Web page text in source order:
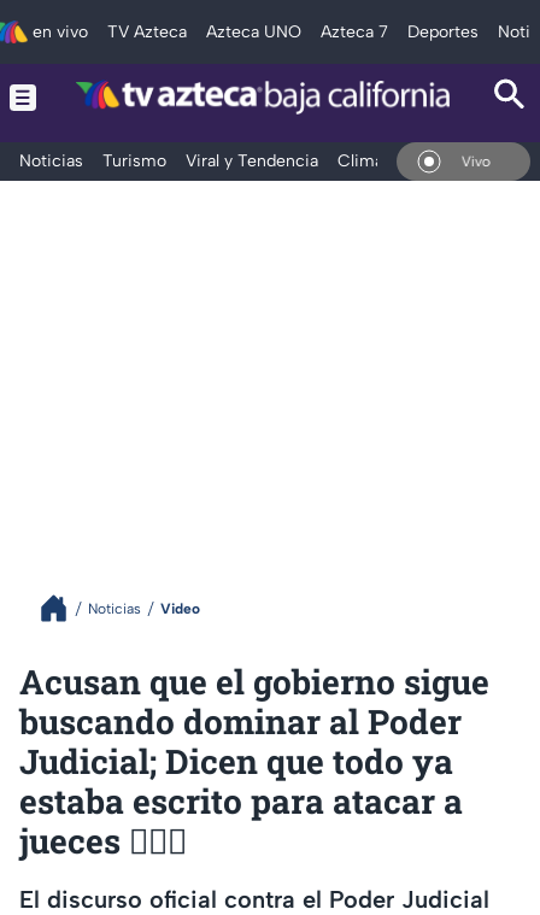
en vivo TV Azteca Azteca UNO Azteca 7 Deportes
Noticias Turismo Viral y Tendencia Clima Deportes
En Vivo
Noticias Video
Acusan que el gobierno sigue
buscando dominar al Poder
Judicial; Dicen que todo ya
estaba escrito para atacar a
jueces 👨🏻‍⚖️
El discurso oficial contra el Poder Judicial